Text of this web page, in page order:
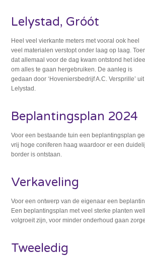
Lelystad, Gróót
Heel veel vierkante meters met vooral ook heel
veel materialen verstopt onder laag op laag.
dat allemaal voor de dag kwam ontstond het idee
om alles te gaan hergebruiken. De aanleg is
gedaan door ‘Hoveniersbedrijf A.C. Versprille’ uit
Lelystad.
Beplantingsplan 2024
Voor een bestaande tuin een beplantingsplan
vrij hoge coniferen haag waardoor er een
border is ontstaan.
Verkaveling
Voor een ontwerp van de eigenaar een
Een beplantingsplan met veel sterke planten
volgroeit zijn, voor minder onderhoud gaan
Tweeledig